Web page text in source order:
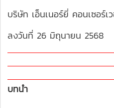
บริษัท เอ็นเนอร์ยี่ คอนเซอร์เ
ลงวันที่ 26 มิถุนายน 2568
บทนำ